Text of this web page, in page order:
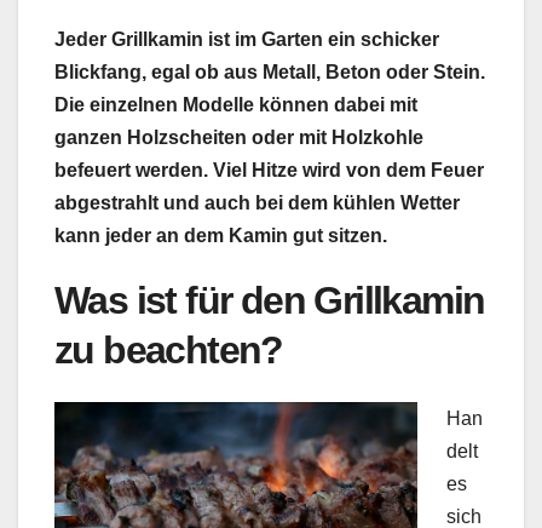
Jeder Grillkamin ist im Garten ein schicker
Blickfang, egal ob aus Metall, Beton oder Stein.
Die einzelnen Modelle können dabei mit
ganzen Holzscheiten oder mit Holzkohle
befeuert werden. Viel Hitze wird von dem Feuer
abgestrahlt und auch bei dem kühlen Wetter
kann jeder an dem Kamin gut sitzen.
Was ist für den Grillkamin
zu beachten?
Han
delt
es
sich